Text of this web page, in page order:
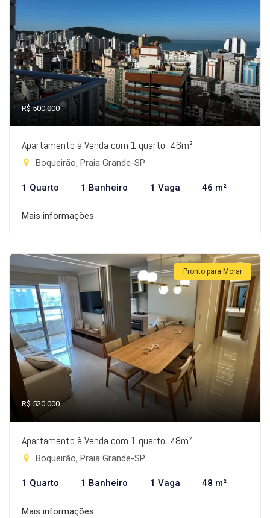
R$ 500.000
Apartamento à Venda com 1 quarto, 46m²
Boqueirão, Praia Grande-SP
1 Quarto 1 Banheiro 1 Vaga 46 m²
Mais informações
Pronto para Morar
R$ 520.000
Apartamento à Venda com 1 quarto, 48m²
Boqueirão, Praia Grande-SP
1 Quarto 1 Banheiro 1 Vaga 48 m²
Mais informações